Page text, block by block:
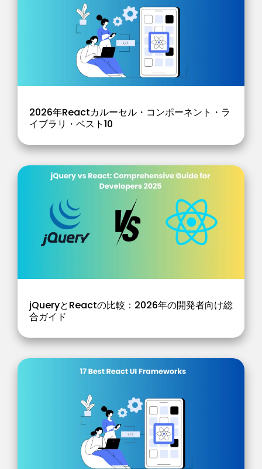
2026年Reactカルーセル・コンポーネント・ラ
イブラリ・ベスト10
jQueryとReactの比較：2026年の開発者向け総
合ガイド